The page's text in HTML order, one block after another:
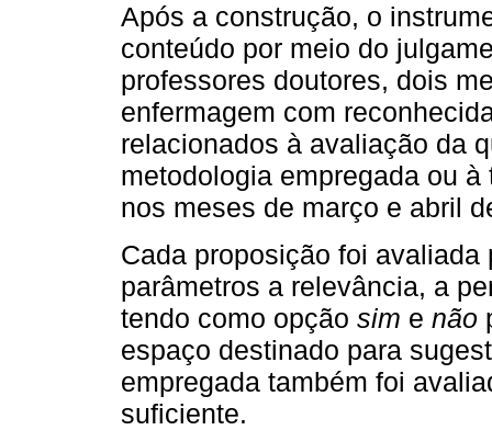
Após a construção, o
conteúdo por meio do
professores doutores, dois
enfermagem com
relacionados à avaliação da
metodologia empregada ou
nos meses de março e abril
Cada proposição foi
parâmetros a relevância, a
tendo como opção sim e não
espaço destinado para
empregada também foi
suficiente.